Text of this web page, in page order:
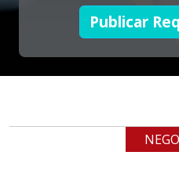
Requiere:
LOGÍSTICA DE
EN MANO
Aplicar al
Publicar